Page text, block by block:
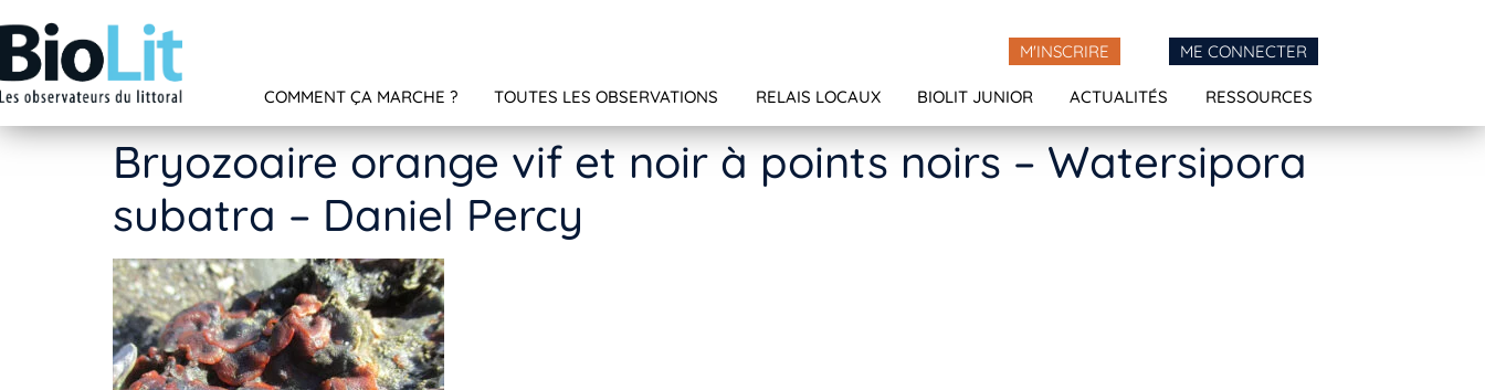
M'INSCRIRE ME CONNECTER
COMMENT ÇA MARCHE ? TOUTES LES OBSERVATIONS RELAIS LOCAUX BIOLIT JUNIOR ACTUALITÉS RESSOURCES
Bryozoaire orange vif et noir à points noirs – Watersipora
subatra – Daniel Percy